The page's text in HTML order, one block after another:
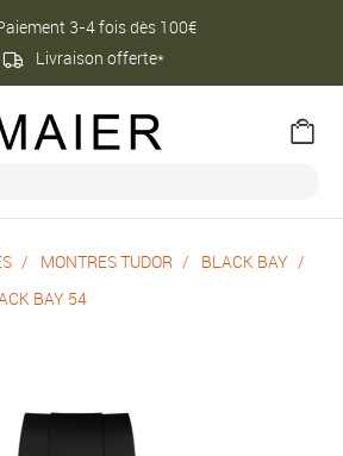
3-4 fois dès 100€
Livraison offerte*
MONTRES TUDOR
BLACK BAY
BAY 54